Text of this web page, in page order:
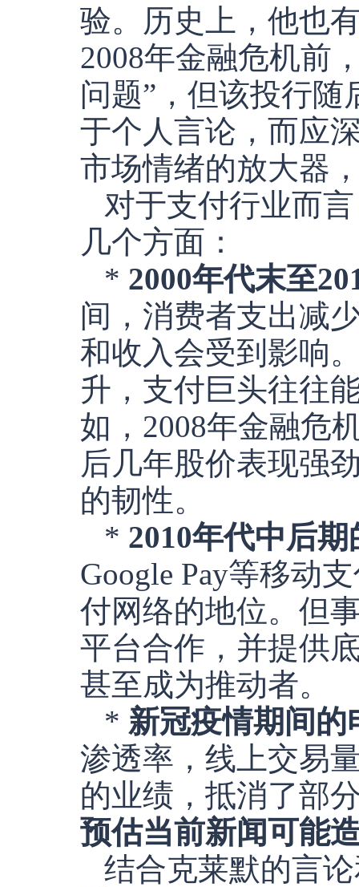
验。历史上，他也
2008年金融危机前
问题”，但该投行
于个人言论，而应
市场情绪的放大器
对于支付行业而
几个方面：
* 2000年代末至
间，消费者支出减
和收入会受到影响
升，支付巨头往往
如，2008年金融危
后几年股价表现强
的韧性。
* 2010年代中后
Google Pay等移动
付网络的地位。但
平台合作，并提供
甚至成为推动者。
* 新冠疫情期间的
渗透率，线上交易
的业绩，抵消了部
预估当前新闻可能
结合克莱默的言